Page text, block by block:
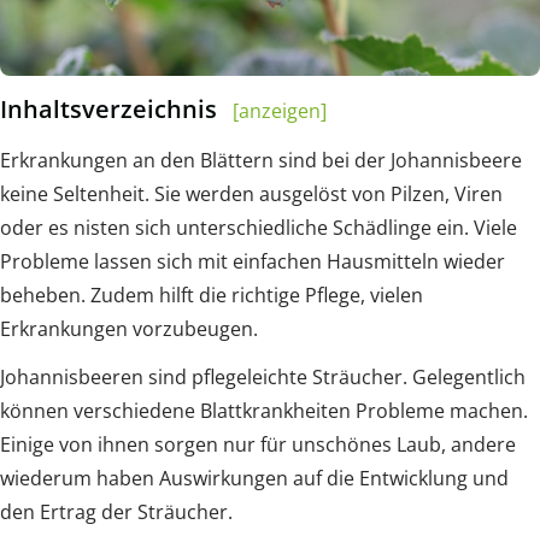
Inhaltsverzeichnis
[anzeigen]
Erkrankungen an den Blättern sind bei der Johannisbeere
keine Seltenheit. Sie werden ausgelöst von Pilzen, Viren
oder es nisten sich unterschiedliche Schädlinge ein. Viele
Probleme lassen sich mit einfachen Hausmitteln wieder
beheben. Zudem hilft die richtige Pflege, vielen
Erkrankungen vorzubeugen.
Johannisbeeren sind pflegeleichte Sträucher. Gelegentlich
können verschiedene Blattkrankheiten Probleme machen.
Einige von ihnen sorgen nur für unschönes Laub, andere
wiederum haben Auswirkungen auf die Entwicklung und
den Ertrag der Sträucher.